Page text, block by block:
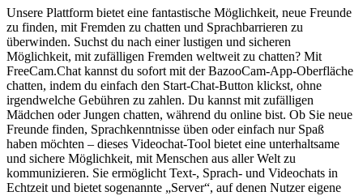
Unsere Plattform bietet eine fantastische Möglichkeit, neue Freunde
zu finden, mit Fremden zu chatten und Sprachbarrieren zu
überwinden. Suchst du nach einer lustigen und sicheren
Möglichkeit, mit zufälligen Fremden weltweit zu chatten? Mit
FreeCam.Chat kannst du sofort mit der BazooCam-App-Oberfläche
chatten, indem du einfach den Start-Chat-Button klickst, ohne
irgendwelche Gebühren zu zahlen. Du kannst mit zufälligen
Mädchen oder Jungen chatten, während du online bist. Ob Sie neue
Freunde finden, Sprachkenntnisse üben oder einfach nur Spaß
haben möchten – dieses Videochat-Tool bietet eine unterhaltsame
und sichere Möglichkeit, mit Menschen aus aller Welt zu
kommunizieren. Sie ermöglicht Text‑, Sprach‑ und Videochats in
Echtzeit und bietet sogenannte „Server“, auf denen Nutzer eigene